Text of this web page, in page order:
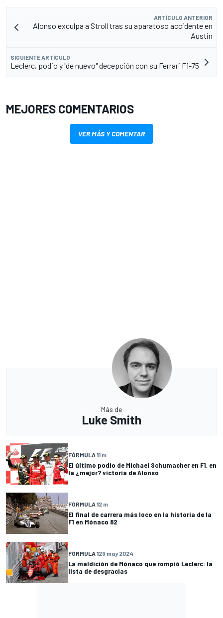
ARTÍCULO ANTERIOR
Alonso exculpa a Stroll tras su aparatoso accidente en
Austin
SIGUIENTE ARTÍCULO
Leclerc, podio y "de nuevo" decepción con su Ferrari F1-75
MEJORES COMENTARIOS
VER MÁS Y COMENTAR
Más de
Luke Smith
FÓRMULA 11 m
El último podio de Michael Schumacher en F1, en
la ¿mejor? victoria de Alonso
FÓRMULA 12 m
El final de carrera más loco en la historia de la
F1 en Mónaco 82
FÓRMULA 129 may 2024
La maldición de Mónaco que rompió Leclerc: la
lista de desgracias